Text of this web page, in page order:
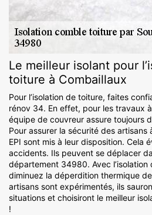
Le meilleur isolant pour
toiture à Combaillaux
Pour l’isolation de toiture, faites
rénov 34. En effet, pour les travaux
équipe de couvreur assure toujours
Pour assurer la sécurité des
EPI sont mis à leur disposition. Cela
accidents. Ils peuvent se déplacer
département 34980. Avec l’isolation
diminuez la déperdition thermique
artisans sont expérimentés, ils
situations et choisiront le meilleur
!